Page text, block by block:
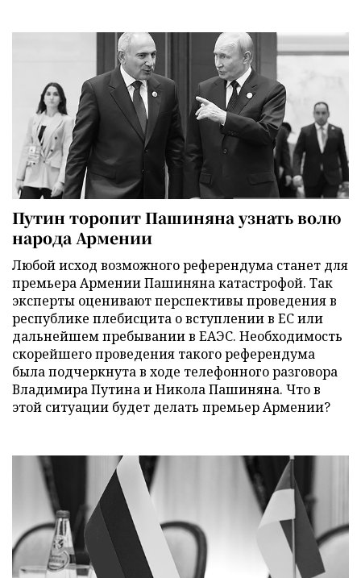
Путин торопит Пашиняна узнать волю
народа Армении
Любой исход возможного референдума станет для
премьера Армении Пашиняна катастрофой. Так
эксперты оценивают перспективы проведения в
республике плебисцита о вступлении в ЕС или
дальнейшем пребывании в ЕАЭС. Необходимость
скорейшего проведения такого референдума
была подчеркнута в ходе телефонного разговора
Владимира Путина и Никола Пашиняна. Что в
этой ситуации будет делать премьер Армении?